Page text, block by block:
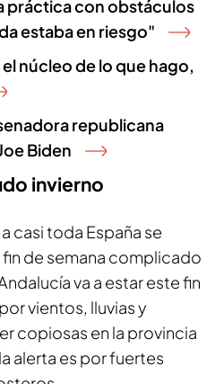
práctica con obstáculos
estaba en riesgo"
núcleo de lo que hago,
republicana
Biden
invierno
casi toda España se
de semana complicado
va a estar este fin
vientos, lluvias y
copiosas en la provincia
alerta es por fuertes